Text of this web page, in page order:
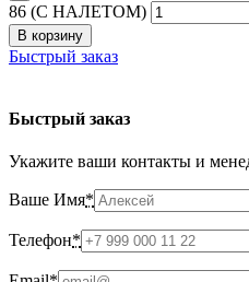
86 (С НАЛЕТОМ)
В корзину
Быстрый заказ
Быстрый заказ
Укажите ваши контакты и
Ваше Имя*
Телефон*